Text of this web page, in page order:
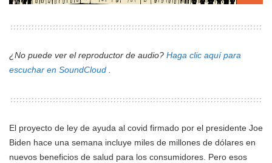
¿No puede ver el reproductor de audio? Haga clic aquí para
escuchar en SoundCloud
El proyecto de ley de ayuda al covid firmado por el presidente Joe
Biden hace una semana incluye miles de millones de dólares en
nuevos beneficios de salud para los consumidores. Pero esos